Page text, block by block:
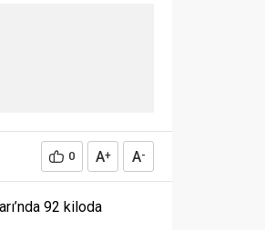
0 A+ A-
92 kiloda